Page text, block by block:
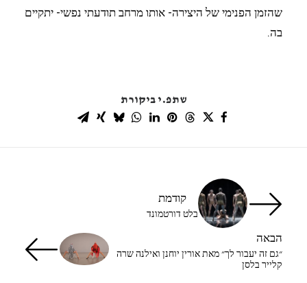
שהזמן הפנימי של היצירה- אותו מרחב תודעתי נפשי- יתקיים
בה.
שתפ.י ביקורת
קודמת
בלט דורטמונד
הבאה
״גם זה יעבור לך״ מאת אורין יוחנן ואילנה שרה
קלייר בלסן